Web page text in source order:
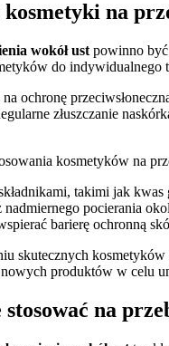
kosmetyki na
wokół ust powinno
do indywidualnego
ochronę
złuszczanie
kosmetyków na
takimi jak
pocierania
barierę ochronną
skutecznych
produktów w celu
na